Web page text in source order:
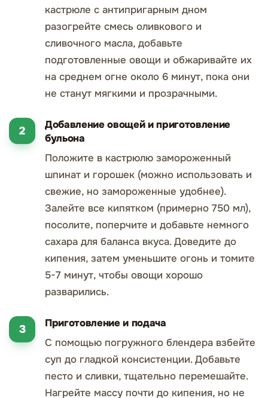
кастрюле с антипригарным дном
разогрейте смесь оливкового и
сливочного масла, добавьте
подготовленные овощи и обжаривайте их
на среднем огне около 6 минут, пока они
не станут мягкими и прозрачными.
Добавление овощей и приготовление
бульона
Положите в кастрюлю замороженный
шпинат и горошек (можно использовать и
свежие, но замороженные удобнее).
Залейте все кипятком (примерно 750 мл),
посолите, поперчите и добавьте немного
сахара для баланса вкуса. Доведите до
кипения, затем уменьшите огонь и томите
5-7 минут, чтобы овощи хорошо
разварились.
Приготовление и подача
С помощью погружного блендера взбейте
суп до гладкой консистенции. Добавьте
песто и сливки, тщательно перемешайте.
Нагрейте массу почти до кипения, но не